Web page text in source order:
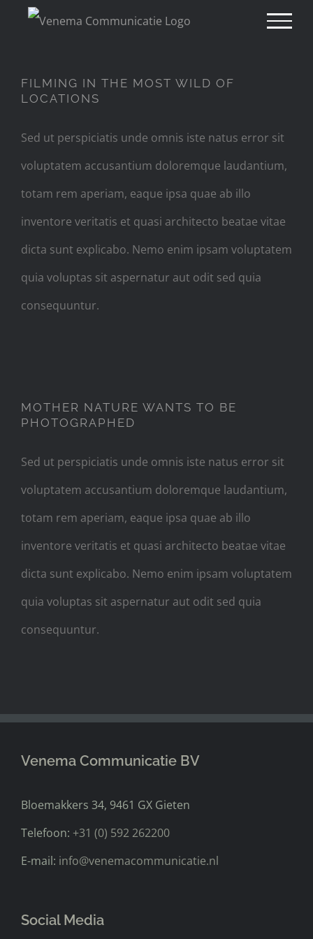
FILMING IN THE MOST WILD OF
LOCATIONS
Sed ut perspiciatis unde omnis iste natus error sit
voluptatem accusantium doloremque laudantium,
totam rem aperiam, eaque ipsa quae ab illo
inventore veritatis et quasi architecto beatae vitae
dicta sunt explicabo. Nemo enim ipsam voluptatem
quia voluptas sit aspernatur aut odit sed quia
consequuntur.
MOTHER NATURE WANTS TO BE
PHOTOGRAPHED
Sed ut perspiciatis unde omnis iste natus error sit
voluptatem accusantium doloremque laudantium,
totam rem aperiam, eaque ipsa quae ab illo
inventore veritatis et quasi architecto beatae vitae
dicta sunt explicabo. Nemo enim ipsam voluptatem
quia voluptas sit aspernatur aut odit sed quia
consequuntur.
Venema Communicatie BV
Bloemakkers 34, 9461 GX Gieten
Telefoon: +31 (0) 592 262200
E-mail: info@venemacommunicatie.nl
Social Media